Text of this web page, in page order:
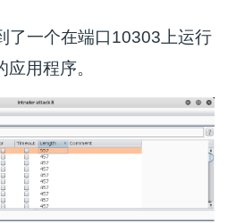
了一个在端口10303上运行
应用程序。